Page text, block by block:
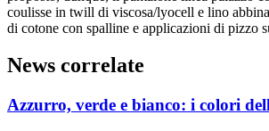
coulisse in twill di viscosa/lyocell e lino
di cotone con spalline e applicazioni di pizzo
News correlate
Azzurro, verde e bianco: i colori